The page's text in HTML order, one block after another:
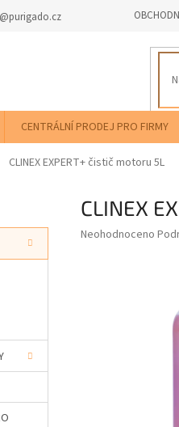
CENTRÁLNÍ PRODEJ PRO FIRMY
CLINEX EXPERT+ čistič motoru 5L
CLINEX
Průměrné
Neohodnoceno